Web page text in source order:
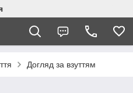
Догляд за взуттям